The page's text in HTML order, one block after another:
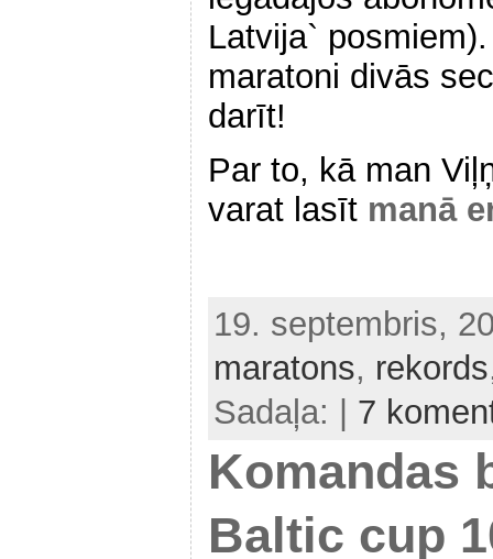
Latvija`
maratoni divās
darīt!
Par to, kā man
varat lasīt manā
19. septembris,
maratons, rekords
Sadaļa: | 7
Komandas
Baltic cup